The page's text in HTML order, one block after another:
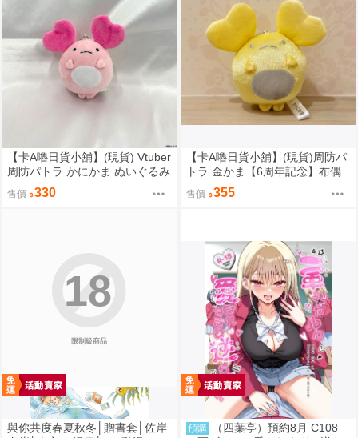
【卡A嚕日貨小舖】(現貨) Vtuber
周防パトラ かにかま ぬいぐるみ
キーホルダー 布偶鑰匙圈
售價 330
【卡A嚕日貨小舖】(現貨)周防パ
トラ 金かま【6周年記念】布偶
售價 355
限制級商品
18
與你共度春夏秋冬│贈書套│佐岸
預購
（四葉亭）預約8月 C108